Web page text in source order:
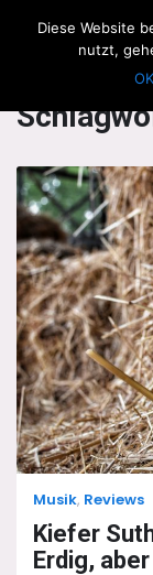
The
Categories
Musik, Reviews
Kiefer
Erdig,
Diese Website
nutzt,
OK